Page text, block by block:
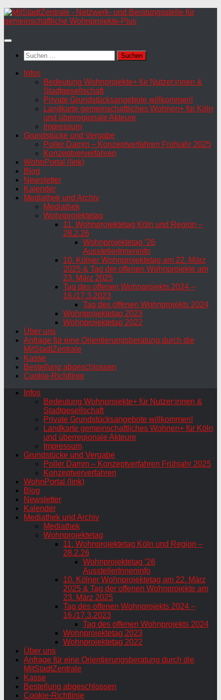
Zum
Inhalt
Suchen
nach:
Infos
Bedeutung Wohnprojekte+ für Nutzer:innen &
Stadtgesellschaft
Private Grundstücksangebote willkommen!
Landkarte gemeinschaftliches Wohnen+ für Köln
und überregionale Akteure
Impressum
Grundstücke und Vergabe
Poller Damm – Konzeptverfahren Frühjahr 2025
Konzeptververfahren
WohnPortal (link)
Blog
Newsletter
Kalender
Mediathek und Archiv
Mediathek
Wohnprojektetag
11. Wohnprojektetag Köln und Region –
28.2.26
Wohnprojektetag ’26
AusstellerInneninfo
10. Kölner Wohnprojektetag am 22. März
2025 & Tag der offenen Wohnprojekte am
23. März 2025
Tag des offenen Wohnprojekts 2024 –
16./17.3.2023
Tag des offenen Wohnprojekts 2024
Wohnprojektetag 2023
Wohnprojektetag 2022
Über uns
Anfrage für eine Orientierungsberatung durch die
MitStadtZentrale
Kasse
Bestellung abgeschlossen
Cookie-Richtlinie
Infos
Bedeutung Wohnprojekte+ für Nutzer:innen &
Stadtgesellschaft
Private Grundstücksangebote willkommen!
Landkarte gemeinschaftliches Wohnen+ für Köln
und überregionale Akteure
Impressum
Grundstücke und Vergabe
Poller Damm – Konzeptverfahren Frühjahr 2025
Konzeptververfahren
WohnPortal (link)
Blog
Newsletter
Kalender
Mediathek und Archiv
Mediathek
Wohnprojektetag
11. Wohnprojektetag Köln und Region –
28.2.26
Wohnprojektetag ’26
AusstellerInneninfo
10. Kölner Wohnprojektetag am 22. März
2025 & Tag der offenen Wohnprojekte am
23. März 2025
Tag des offenen Wohnprojekts 2024 –
16./17.3.2023
Tag des offenen Wohnprojekts 2024
Wohnprojektetag 2023
Wohnprojektetag 2022
Über uns
Anfrage für eine Orientierungsberatung durch die
MitStadtZentrale
Kasse
Bestellung abgeschlossen
Cookie-Richtlinie